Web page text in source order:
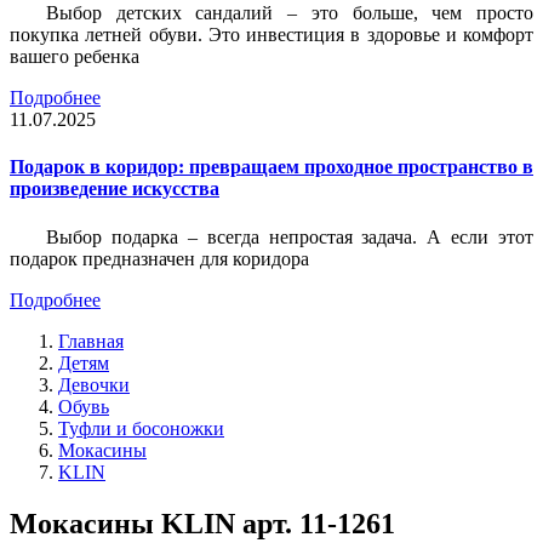
Выбор детских сандалий – это больше, чем просто
покупка летней обуви. Это инвестиция в здоровье и комфорт
вашего ребенка
Подробнее
11.07.2025
Подарок в коридор: превращаем проходное пространство в
произведение искусства
Выбор подарка – всегда непростая задача. А если этот
подарок предназначен для коридора
Подробнее
Главная
Детям
Девочки
Обувь
Туфли и босоножки
Мокасины
KLIN
Мокасины KLIN арт. 11-1261